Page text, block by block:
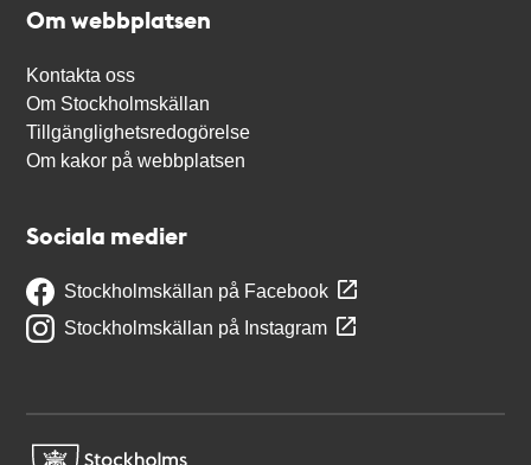
Om webbplatsen
Kontakta oss
Om Stockholmskällan
Tillgänglighetsredogörelse
Om kakor på webbplatsen
Sociala medier
Stockholmskällan på Facebook
Stockholmskällan på Instagram